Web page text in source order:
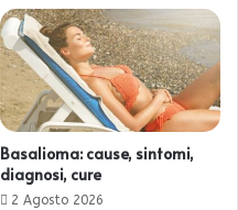
Basalioma: cause, sintomi,
diagnosi, cure
2 Agosto 2026